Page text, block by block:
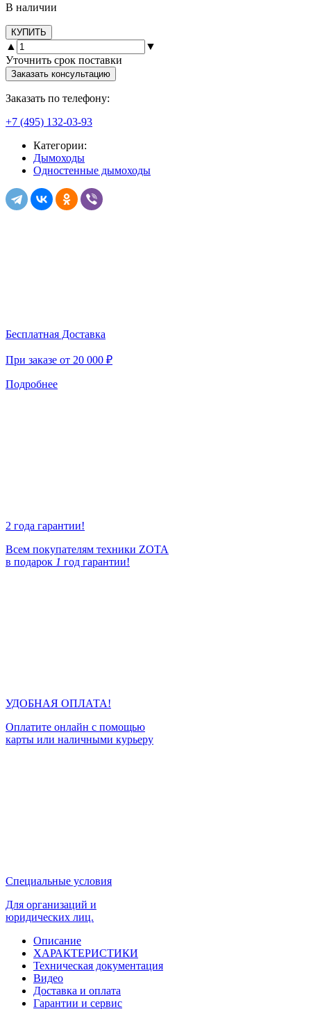
В наличии
КУПИТЬ
▲
▼
Уточнить срок поставки
Заказать консультацию
Заказать по телефону:
+7 (495) 132-03-93
Категории:
Дымоходы
Одностенные дымоходы
Описание
ХАРАКТЕРИСТИКИ
Техническая документация
Видео
Доставка и оплата
Гарантии и сервис